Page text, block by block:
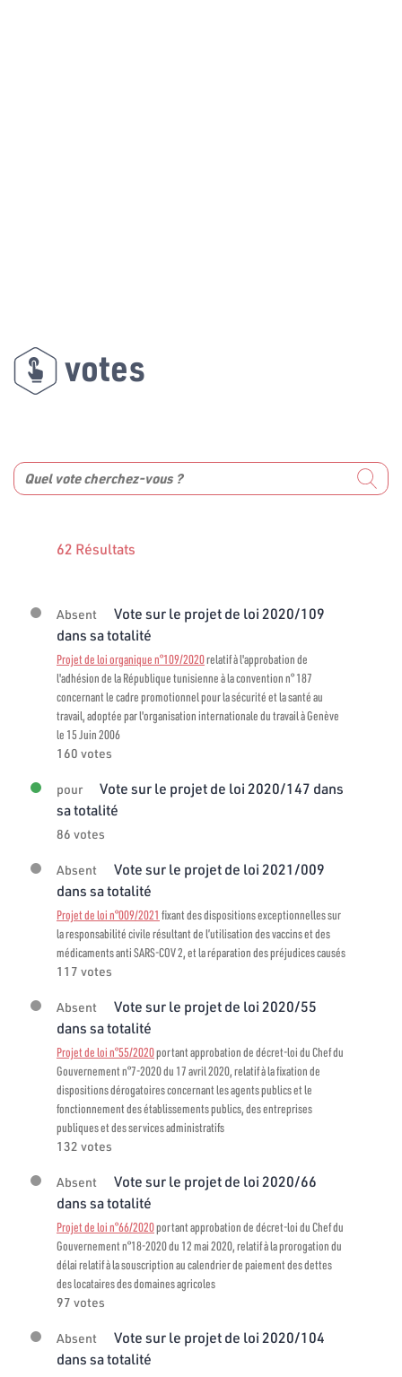
votes
62 Résultats
Absent
Vote sur le projet de loi 2020/109
dans sa totalité
Projet de loi organique n°109/2020relatif à l'approbation de
l'adhésion de la République tunisienne à la convention n° 187
concernant le cadre promotionnel pour la sécurité et la santé au
travail, adoptée par l'organisation internationale du travail à Genève
le 15 Juin 2006
160 votes
pour
Vote sur le projet de loi 2020/147 dans
sa totalité
86 votes
Absent
Vote sur le projet de loi 2021/009
dans sa totalité
Projet de loi n°009/2021 fixant des dispositions exceptionnelles sur
la responsabilité civile résultant de l’utilisation des vaccins et des
médicaments anti SARS-COV 2, et la réparation des préjudices causés
117 votes
Absent
Vote sur le projet de loi 2020/55
dans sa totalité
Projet de loi n°55/2020portant approbation de décret-loi du Chef du
Gouvernement n°7-2020 du 17 avril 2020, relatif à la fixation de
dispositions dérogatoires concernant les agents publics et le
fonctionnement des établissements publics, des entreprises
publiques et des services administratifs
132 votes
Absent
Vote sur le projet de loi 2020/66
dans sa totalité
Projet de loi n°66/2020portant approbation de décret-loi du Chef du
Gouvernement n°18-2020 du 12 mai 2020, relatif à la prorogation du
délai relatif à la souscription au calendrier de paiement des dettes
des locataires des domaines agricoles
97 votes
Absent
Vote sur le projet de loi 2020/104
dans sa totalité